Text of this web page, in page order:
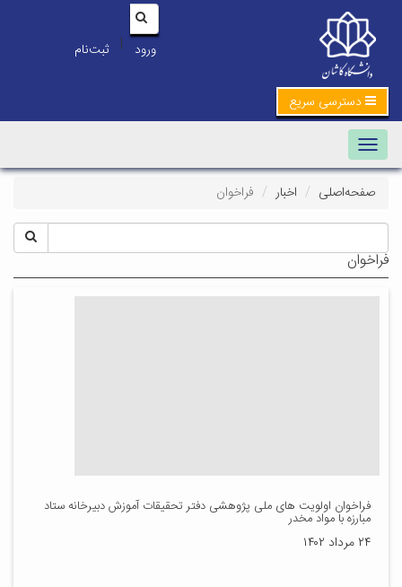
ورود | ثبت‌نام
دسترسی سریع
Toggle navigation
صفحه‌اصلی اخبار فراخوان
فراخوان
فراخوان اولویت های ملی پژوهشی دفتر تحقیقات آموزش دبیرخانه ستاد
مبارزه با مواد مخدر
۲۴ مرداد ۱۴۰۲